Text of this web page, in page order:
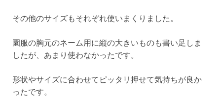
その他のサイズもそれぞれ使いまくりました。
園服の胸元のネーム用に縦の大きいものも書い足しま
したが、あまり使わなかったです。
形状やサイズに合わせてピッタリ押せて気持ちが良か
ったです。